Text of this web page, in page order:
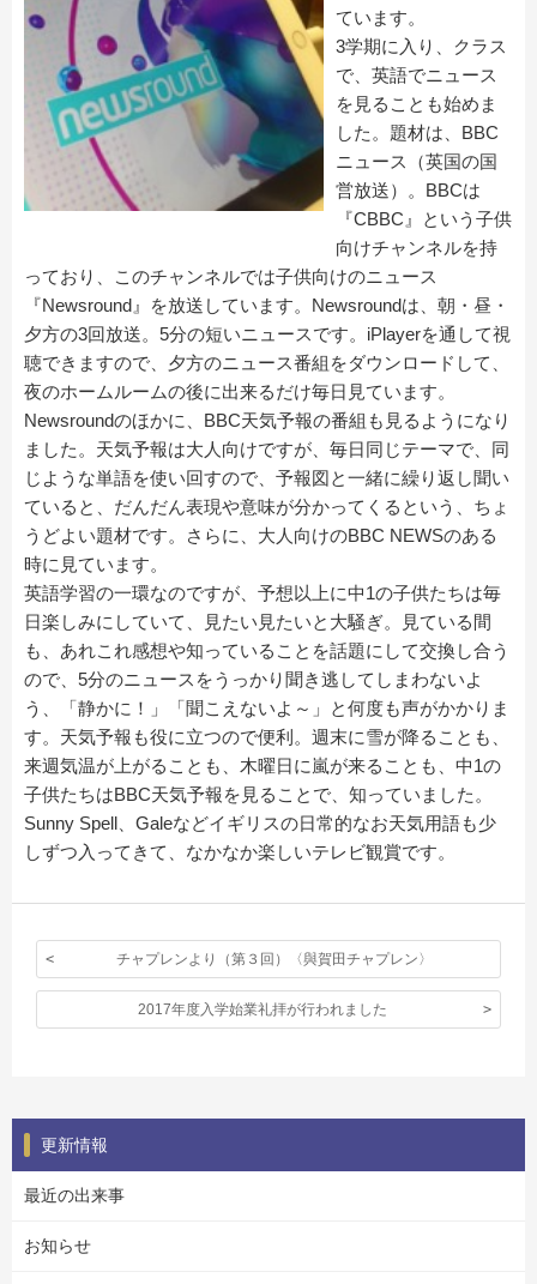
ています。
3学期に入り、クラス
で、英語でニュース
を見ることも始めま
した。題材は、BBC
ニュース（英国の国
営放送）。BBCは
『CBBC』という子供
向けチャンネルを持
っており、このチャンネルでは子供向けのニュース
『Newsround』を放送しています。Newsroundは、朝・昼・
夕方の3回放送。5分の短いニュースです。iPlayerを通して視
聴できますので、夕方のニュース番組をダウンロードして、
夜のホームルームの後に出来るだけ毎日見ています。
Newsroundのほかに、BBC天気予報の番組も見るようになり
ました。天気予報は大人向けですが、毎日同じテーマで、同
じような単語を使い回すので、予報図と一緒に繰り返し聞い
ていると、だんだん表現や意味が分かってくるという、ちょ
うどよい題材です。さらに、大人向けのBBC NEWSのある
時に見ています。
英語学習の一環なのですが、予想以上に中1の子供たちは毎
日楽しみにしていて、見たい見たいと大騒ぎ。見ている間
も、あれこれ感想や知っていることを話題にして交換し合う
ので、5分のニュースをうっかり聞き逃してしまわないよ
う、「静かに！」「聞こえないよ～」と何度も声がかかりま
す。天気予報も役に立つので便利。週末に雪が降ることも、
来週気温が上がることも、木曜日に嵐が来ることも、中1の
子供たちはBBC天気予報を見ることで、知っていました。
Sunny Spell、Galeなどイギリスの日常的なお天気用語も少
しずつ入ってきて、なかなか楽しいテレビ観賞です。
チャプレンより（第３回）〈與賀田チャプレン〉
2017年度入学始業礼拝が行われました
更新情報
最近の出来事
お知らせ